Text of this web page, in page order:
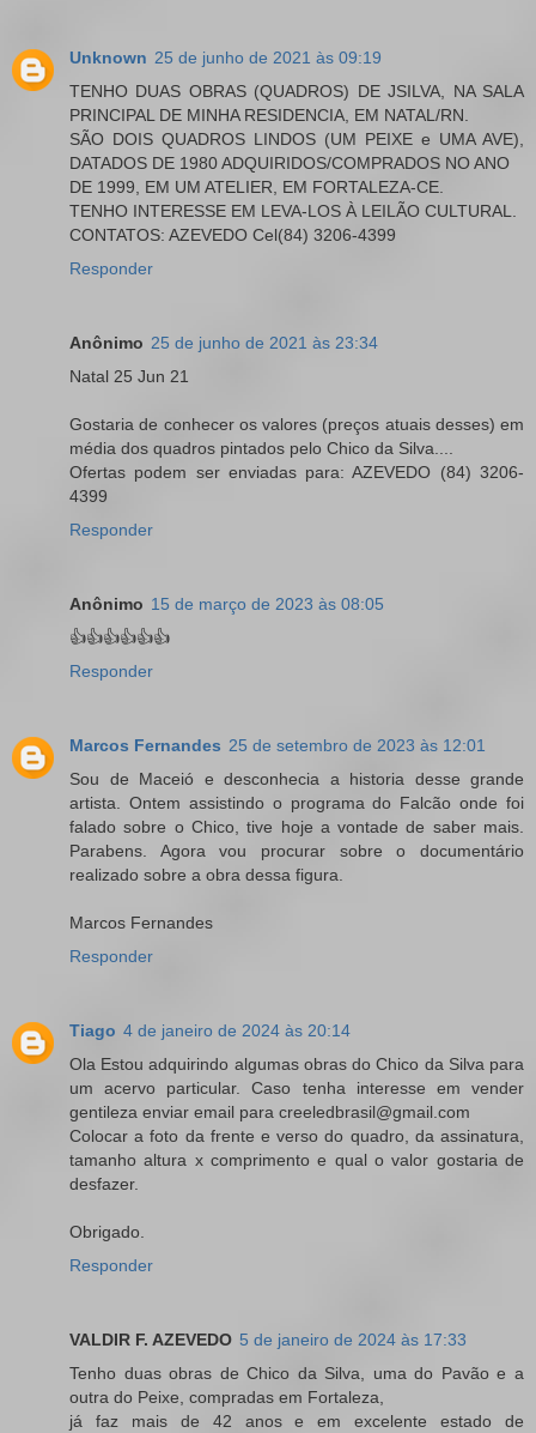
Unknown 25 de junho de 2021 às 09:19
TENHO DUAS OBRAS (QUADROS) DE JSILVA, NA SALA
PRINCIPAL DE MINHA RESIDENCIA, EM NATAL/RN.
SÃO DOIS QUADROS LINDOS (UM PEIXE e UMA AVE),
DATADOS DE 1980 ADQUIRIDOS/COMPRADOS NO ANO
DE 1999, EM UM ATELIER, EM FORTALEZA-CE.
TENHO INTERESSE EM LEVA-LOS À LEILÃO CULTURAL.
CONTATOS: AZEVEDO Cel(84) 3206-4399
Responder
Anônimo 25 de junho de 2021 às 23:34
Natal 25 Jun 21
Gostaria de conhecer os valores (preços atuais desses) em
média dos quadros pintados pelo Chico da Silva....
Ofertas podem ser enviadas para: AZEVEDO (84) 3206-
4399
Responder
Anônimo 15 de março de 2023 às 08:05
👍👍👍👍👍👍
Responder
Marcos Fernandes 25 de setembro de 2023 às 12:01
Sou de Maceió e desconhecia a historia desse grande
artista. Ontem assistindo o programa do Falcão onde foi
falado sobre o Chico, tive hoje a vontade de saber mais.
Parabens. Agora vou procurar sobre o documentário
realizado sobre a obra dessa figura.
Marcos Fernandes
Responder
Tiago 4 de janeiro de 2024 às 20:14
Ola Estou adquirindo algumas obras do Chico da Silva para
um acervo particular. Caso tenha interesse em vender
gentileza enviar email para creeledbrasil@gmail.com
Colocar a foto da frente e verso do quadro, da assinatura,
tamanho altura x comprimento e qual o valor gostaria de
desfazer.
Obrigado.
Responder
VALDIR F. AZEVEDO 5 de janeiro de 2024 às 17:33
Tenho duas obras de Chico da Silva, uma do Pavão e a
outra do Peixe, compradas em Fortaleza,
já faz mais de 42 anos e em excelente estado de